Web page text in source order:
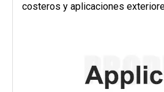
costeros y aplicaciones